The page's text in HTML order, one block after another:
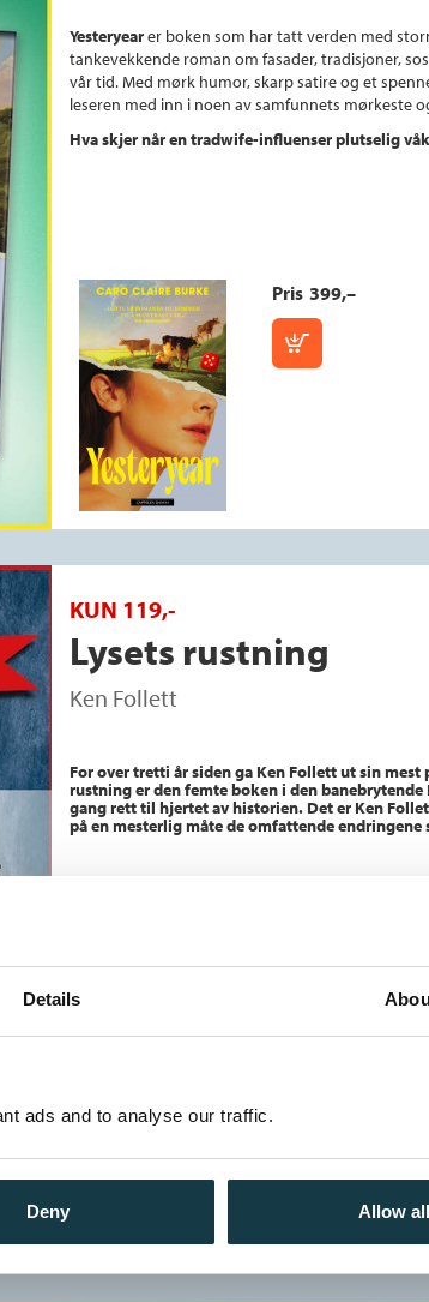
Details
ads and to analyse our traffic.
Deny Allow all
Yesteryearer boken som har tatt verden med
tankevekkende roman om fasader, tradisjoner,
vår tid. Med mørk humor, skarp satire og et
leseren med inn i noen av samfunnets mørkeste
Hva skjer når en tradwife-influenser plutselig
Pris 399,–
Kjøp
KUN 119,-
Lysets rustning
Ken Follett
For over tretti år siden ga Ken Follett ut sin
rustning er den femte boken i den
gang rett til hjertet av historien. Det er Ken
på en mesterlig måte de omfattende
Medlem 119,–